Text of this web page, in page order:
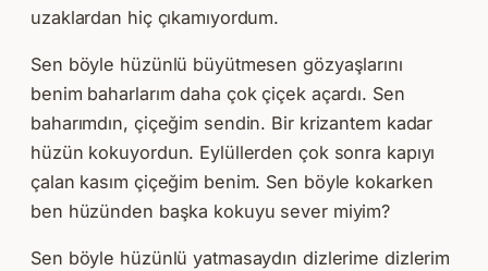
uzaklardan hiç çıkamıyordum.
Sen böyle hüzünlü büyütmesen gözyaşlarını
benim baharlarım daha çok çiçek açardı. Sen
baharımdın, çiçeğim sendin. Bir krizantem kadar
hüzün kokuyordun. Eylüllerden çok sonra kapıyı
çalan kasım çiçeğim benim. Sen böyle kokarken
ben hüzünden başka kokuyu sever miyim?
Sen böyle hüzünlü yatmasaydın dizlerime dizlerim